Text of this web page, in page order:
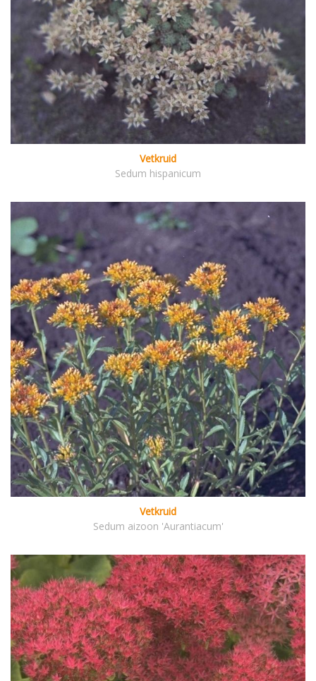
Vetkruid
Sedum hispanicum
Vetkruid
Sedum aizoon 'Aurantiacum'